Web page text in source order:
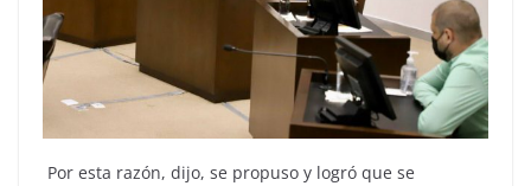
Por esta razón, dijo, se propuso y logró que se